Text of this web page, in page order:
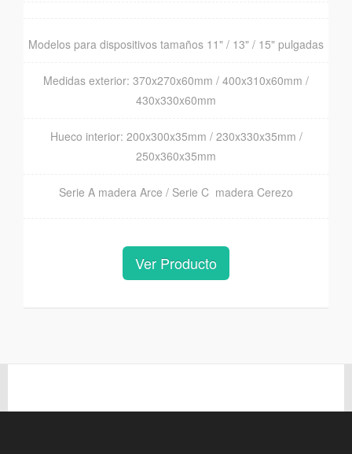
Modelos para dispositivos tamaños 11" / 13" / 15" pulgadas
Medidas exterior: 370x270x60mm / 400x310x60mm /
430x330x60mm
Hueco interior: 200x300x35mm / 230x330x35mm /
250x360x35mm
Serie A madera Arce / Serie C madera Cerezo
Ver Producto